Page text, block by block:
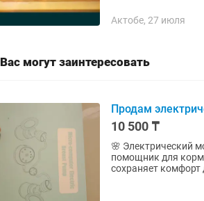
Актобе, 27 июля
Вас могут заинтересовать
Продам
10 500 ₸
🌸 Электрический
помощник для
сохраняет